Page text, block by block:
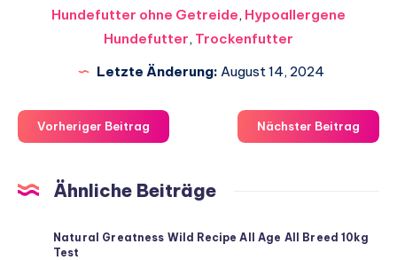
Hundefutter ohne Getreide, Hypoallergene
Hundefutter, Trockenfutter
Letzte Änderung: August 14, 2024
Vorheriger Beitrag Nächster Beitrag
Ähnliche Beiträge
Natural Greatness Wild Recipe All Age All Breed 10kg
Test